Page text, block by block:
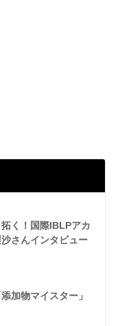
く！国際IBLPアカ
さんインタビュー
加物マイスター」